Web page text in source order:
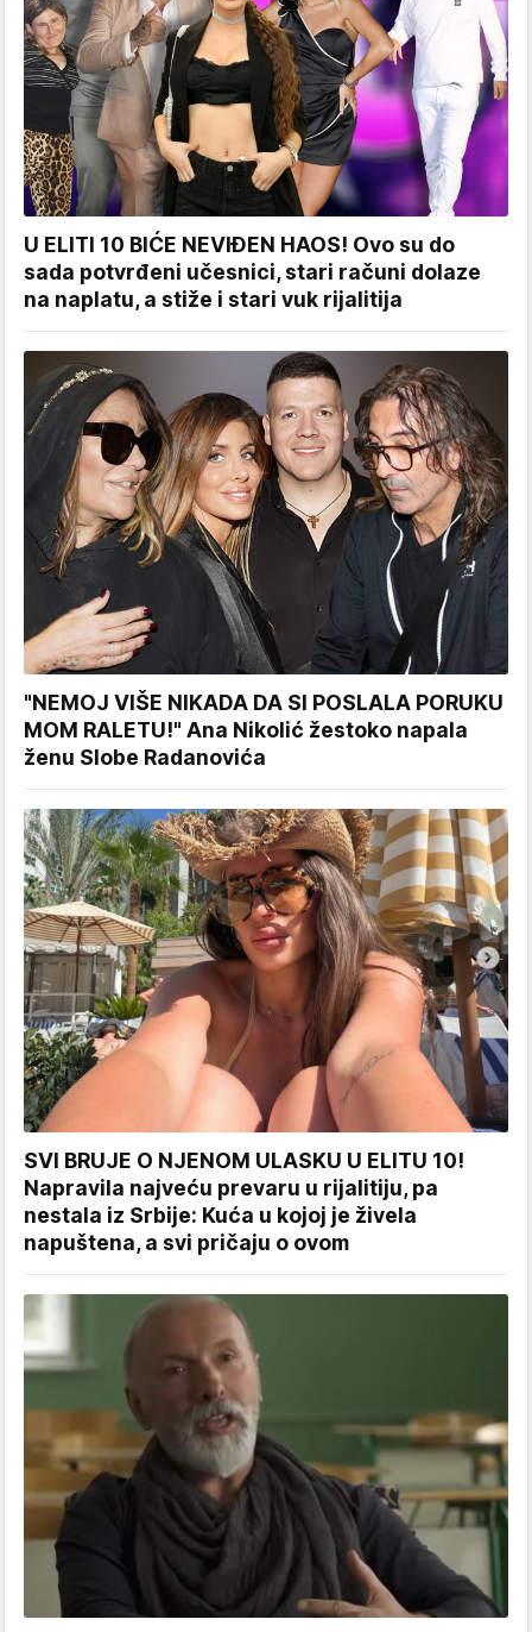
U ELITI 10 BIĆE NEVIĐEN HAOS! Ovo su do
sada potvrđeni učesnici, stari računi dolaze
na naplatu, a stiže i stari vuk rijalitija
"NEMOJ VIŠE NIKADA DA SI POSLALA PORUKU
MOM RALETU!" Ana Nikolić žestoko napala
ženu Slobe Radanovića
SVI BRUJE O NJENOM ULASKU U ELITU 10!
Napravila najveću prevaru u rijalitiju, pa
nestala iz Srbije: Kuća u kojoj je živela
napuštena, a svi pričaju o ovom